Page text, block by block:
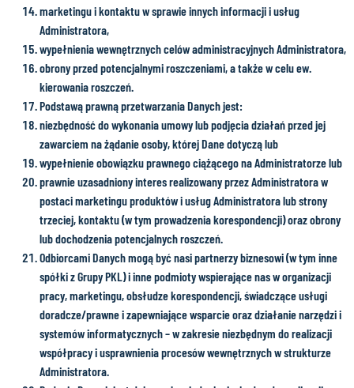
marketingu i kontaktu w sprawie innych informacji i usług
Administratora,
wypełnienia wewnętrznych celów administracyjnych Administratora,
obrony przed potencjalnymi roszczeniami, a także w celu ew.
kierowania roszczeń.
Podstawą prawną przetwarzania Danych jest:
niezbędność do wykonania umowy lub podjęcia działań przed jej
zawarciem na żądanie osoby, której Dane dotyczą lub
wypełnienie obowiązku prawnego ciążącego na Administratorze lub
prawnie uzasadniony interes realizowany przez Administratora w
postaci marketingu produktów i usług Administratora lub strony
trzeciej, kontaktu (w tym prowadzenia korespondencji) oraz obrony
lub dochodzenia potencjalnych roszczeń.
Odbiorcami Danych mogą być nasi partnerzy biznesowi (w tym inne
spółki z Grupy PKL) i inne podmioty wspierające nas w organizacji
pracy, marketingu, obsłudze korespondencji, świadczące usługi
doradcze/prawne i zapewniające wsparcie oraz działanie narzędzi i
systemów informatycznych – w zakresie niezbędnym do realizacji
współpracy i usprawnienia procesów wewnętrznych w strukturze
Administratora.